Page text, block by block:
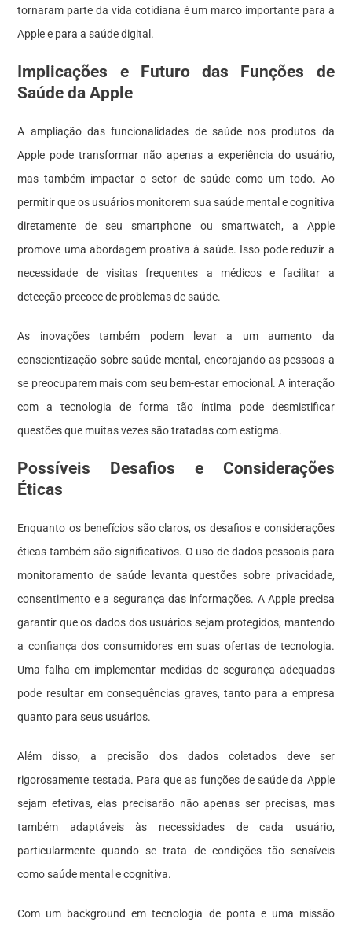
tornaram parte da vida cotidiana é um marco importante para a
Apple e para a saúde digital.
Implicações e Futuro das Funções de
Saúde da Apple
A ampliação das funcionalidades de saúde nos produtos da
Apple pode transformar não apenas a experiência do usuário,
mas também impactar o setor de saúde como um todo. Ao
permitir que os usuários monitorem sua saúde mental e cognitiva
diretamente de seu smartphone ou smartwatch, a Apple
promove uma abordagem proativa à saúde. Isso pode reduzir a
necessidade de visitas frequentes a médicos e facilitar a
detecção precoce de problemas de saúde.
As inovações também podem levar a um aumento da
conscientização sobre saúde mental, encorajando as pessoas a
se preocuparem mais com seu bem-estar emocional. A interação
com a tecnologia de forma tão íntima pode desmistificar
questões que muitas vezes são tratadas com estigma.
Possíveis Desafios e Considerações
Éticas
Enquanto os benefícios são claros, os desafios e considerações
éticas também são significativos. O uso de dados pessoais para
monitoramento de saúde levanta questões sobre privacidade,
consentimento e a segurança das informações. A Apple precisa
garantir que os dados dos usuários sejam protegidos, mantendo
a confiança dos consumidores em suas ofertas de tecnologia.
Uma falha em implementar medidas de segurança adequadas
pode resultar em consequências graves, tanto para a empresa
quanto para seus usuários.
Além disso, a precisão dos dados coletados deve ser
rigorosamente testada. Para que as funções de saúde da Apple
sejam efetivas, elas precisarão não apenas ser precisas, mas
também adaptáveis às necessidades de cada usuário,
particularmente quando se trata de condições tão sensíveis
como saúde mental e cognitiva.
Com um background em tecnologia de ponta e uma missão